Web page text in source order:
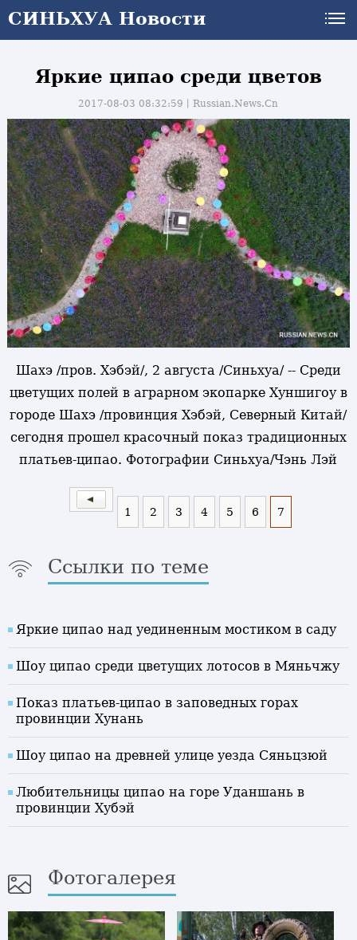
СИНЬХУА Новости
Яркие ципао среди цветов
2017-08-03 08:32:59丨Russian.News.Cn
Шахэ /пров. Хэбэй/, 2 августа /Синьхуа/ -- Среди
цветущих полей в аграрном экопарке Хуншигоу в
городе Шахэ /провинция Хэбэй, Северный Китай/
сегодня прошел красочный показ традиционных
платьев-ципао. Фотографии Синьхуа/Чэнь Лэй
1 2 3 4 5 6 7
Ссылки по теме
Яркие ципао над уединенным мостиком в саду
Шоу ципао среди цветущих лотосов в Мяньчжу
Показ платьев-ципао в заповедных горах
провинции Хунань
Шоу ципао на древней улице уезда Сяньцзюй
Любительницы ципао на горе Уданшань в
провинции Хубэй
Фотогалерея